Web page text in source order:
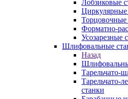
Лобзиковые
Форматно-
Усозарезные
Шлифовальные
Назад
Тарельчато-
Тарельчато-
станки